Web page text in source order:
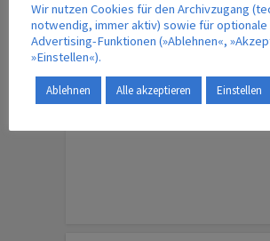
DAS AKTUELLE
Wir nutzen Cookies für den Archivzugang
notwendig, immer aktiv) sowie für optionale
Advertising-Funktionen (»Ablehnen«,
»Einstellen«).
Ablehnen Alle akzeptieren Einstellen